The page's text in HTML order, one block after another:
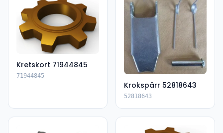
Kretskort 71944845
71944845
Krokspärr 52818643
52818643